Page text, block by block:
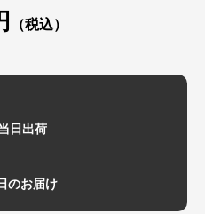
（税込）
日出荷
のお届け